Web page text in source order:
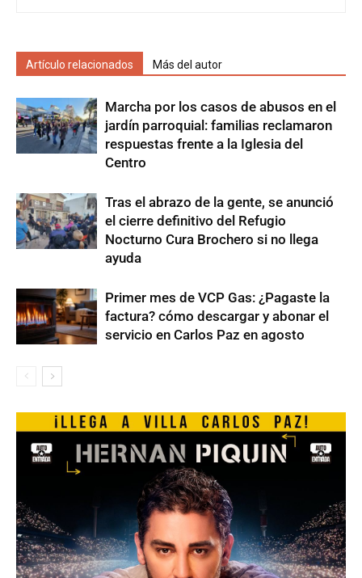
Artículo relacionados Más del autor
Marcha por los casos de abusos en el
jardín parroquial: familias reclamaron
respuestas frente a la Iglesia del
Centro
Tras el abrazo de la gente, se anunció
el cierre definitivo del Refugio
Nocturno Cura Brochero si no llega
ayuda
Primer mes de VCP Gas: ¿Pagaste la
factura? cómo descargar y abonar el
servicio en Carlos Paz en agosto